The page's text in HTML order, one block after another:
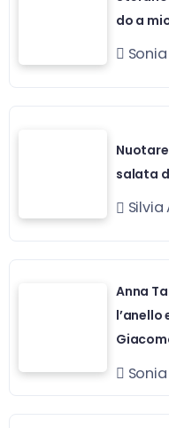
do a
salata
Anna
l’anello